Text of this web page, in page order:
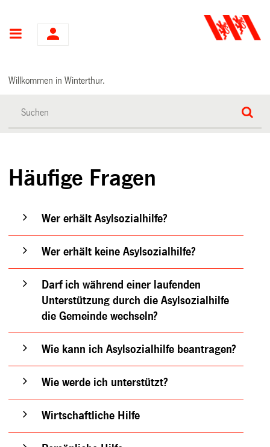
Hauptnavigation
Willkommen in Winterthur.
Häufige Fragen
Wer erhält Asylsozialhilfe?
Wer erhält keine Asylsozialhilfe?
Darf ich während einer laufenden
Unterstützung durch die Asylsozialhilfe
die Gemeinde wechseln?
Wie kann ich Asylsozialhilfe beantragen?
Wie werde ich unterstützt?
Wirtschaftliche Hilfe